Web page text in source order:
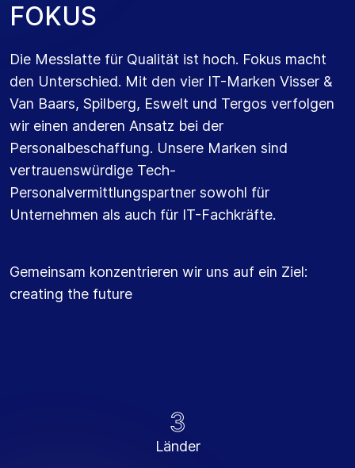
FOKUS
Die Messlatte für Qualität ist hoch. Fokus macht
den Unterschied. Mit den vier IT-Marken Visser &
Van Baars, Spilberg, Eswelt und Tergos verfolgen
wir einen anderen Ansatz bei der
Personalbeschaffung. Unsere Marken sind
vertrauenswürdige Tech-
Personalvermittlungspartner sowohl für
Unternehmen als auch für IT-Fachkräfte.
Gemeinsam konzentrieren wir uns auf ein Ziel:
creating the future
3
Länder